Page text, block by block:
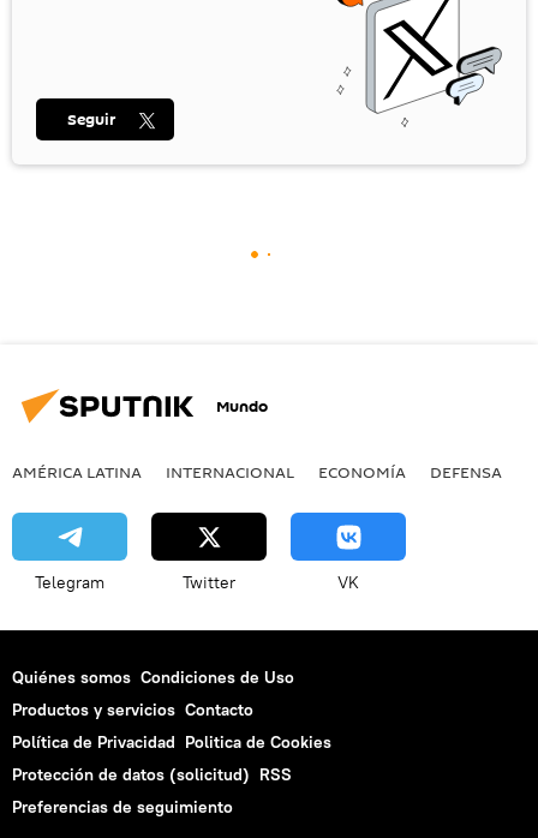
Seguir
Mundo
AMÉRICA LATINA INTERNACIONAL ECONOMÍA DEFENSA
Telegram Twitter VK
Quiénes somos Condiciones de Uso
Productos y servicios Contacto
Política de Privacidad Politica de Cookies
Protección de datos (solicitud) RSS
Preferencias de seguimiento